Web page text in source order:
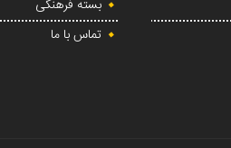
بسته فرهنگی
تماس با ما